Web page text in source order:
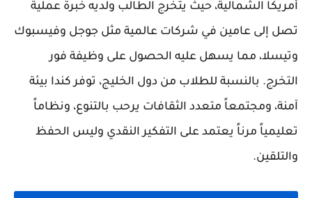
أمريكا الشمالية، حيث يتخرج الطالب ولديه خبرة عملية
تصل إلى عامين في شركات عالمية مثل جوجل وفيسبوك
وتيسلا، مما يسهل عليه الحصول على وظيفة فور
التخرج. بالنسبة للطلاب من دول الخليج، توفر كندا بيئة
آمنة، ومجتمعاً متعدد الثقافات يرحب بالتنوع، ونظاماً
تعليمياً مرناً يعتمد على التفكير النقدي وليس الحفظ
والتلقين.